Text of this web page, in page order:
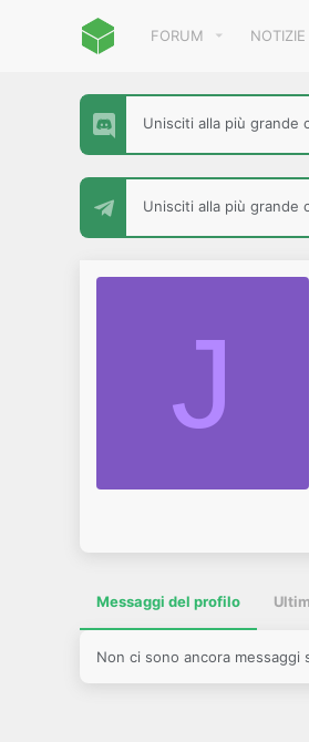
FORUM NOTIZIE
Unisciti alla più grande
Unisciti alla più grande
J
Messaggi del profilo
Non ci sono ancora messaggi